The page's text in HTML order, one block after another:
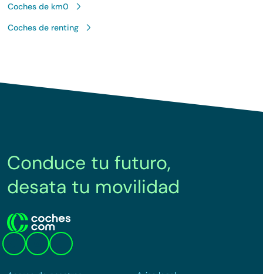
Coches de km0
Coches de renting
Conduce tu futuro,
desata tu movilidad